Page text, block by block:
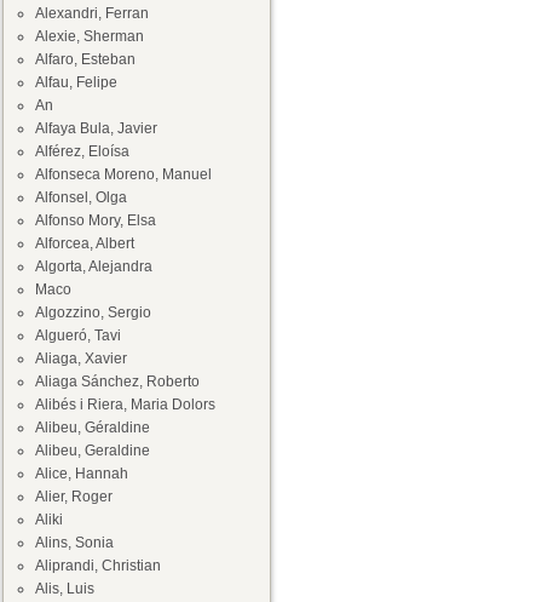
Alexandri, Ferran
Alexie, Sherman
Alfaro, Esteban
Alfau, Felipe
An
Alfaya Bula, Javier
Alférez, Eloísa
Alfonseca Moreno, Manuel
Alfonsel, Olga
Alfonso Mory, Elsa
Alforcea, Albert
Algorta, Alejandra
Maco
Algozzino, Sergio
Algueró, Tavi
Aliaga, Xavier
Aliaga Sánchez, Roberto
Alibés i Riera, Maria Dolors
Alibeu, Géraldine
Alibeu, Geraldine
Alice, Hannah
Alier, Roger
Aliki
Alins, Sonia
Aliprandi, Christian
Alis, Luis